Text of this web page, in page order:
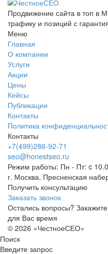
Продвижение сайта в топ в
трафику и позиций с
Меню
Главная
О компании
Услуги
Акции
Цены
Кейсы
Публикации
Контакты
Политика
Контакты
+7(499)286-92-71
seo@honestseo.ru
Режим работы: Пн - Пт: c
г. Москва, Пресненская
Получить консультацию
Заказать звонок
Остались вопросы?
для Вас время
© 2026 «ЧестноеСЕО»
Поиск
Введите запрос